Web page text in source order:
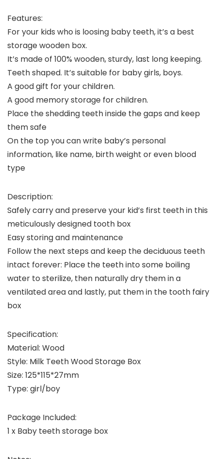
Features:
For your kids who is loosing baby teeth, it’s a best
storage wooden box.
It’s made of 100% wooden, sturdy, last long keeping.
Teeth shaped. It’s suitable for baby girls, boys.
A good gift for your children.
A good memory storage for children.
Place the shedding teeth inside the gaps and keep
them safe
On the top you can write baby’s personal
information, like name, birth weight or even blood
type
Description:
Safely carry and preserve your kid’s first teeth in this
meticulously designed tooth box
Easy storing and maintenance
Follow the next steps and keep the deciduous teeth
intact forever: Place the teeth into some boiling
water to sterilize, then naturally dry them in a
ventilated area and lastly, put them in the tooth fairy
box
Specification:
Material: Wood
Style: Milk Teeth Wood Storage Box
Size: 125*115*27mm
Type: girl/boy
Package Included:
1 x Baby teeth storage box